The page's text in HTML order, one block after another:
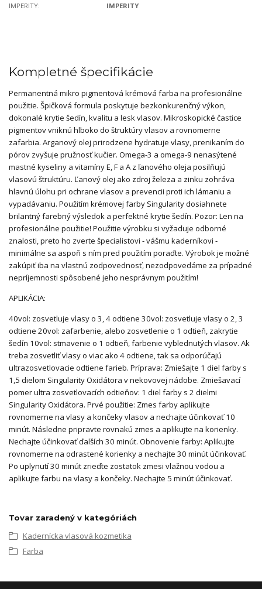
IMPERITY:
IMPERITY
Kompletné špecifikácie
Permanentná mikro pigmentová krémová farba na profesionálne
použitie. Špičková formula poskytuje bezkonkurenčný výkon,
dokonalé krytie šedín, kvalitu a lesk vlasov. Mikroskopické častice
pigmentov vniknú hlboko do štruktúry vlasov a rovnomerne
zafarbia. Arganový olej prirodzene hydratuje vlasy, prenikaním do
pórov zvyšuje pružnosť kučier. Omega-3 a omega-9 nenasýtené
mastné kyseliny a vitamíny E, F a A z ľanového oleja posilňujú
vlasovú štruktúru. Ľanový olej ako zdroj železa a zinku zohráva
hlavnú úlohu pri ochrane vlasov a prevencii proti ich lámaniu a
vypadávaniu. Použitím krémovej farby Singularity dosiahnete
brilantný farebný výsledok a perfektné krytie šedín. Pozor: Len na
profesionálne použitie! Použitie výrobku si vyžaduje odborné
znalosti, preto ho zverte špecialistovi - vášmu kaderníkovi -
minimálne sa aspoň s ním pred použitím poraďte. Výrobok je možné
zakúpiť iba na vlastnú zodpovednosť, nezodpovedáme za prípadné
nepríjemnosti spôsobené jeho nesprávnym použitím!
APLIKÁCIA:
40vol: zosvetluje vlasy o 3, 4 odtiene 30vol: zosvetluje vlasy o 2, 3
odtiene 20vol: zafarbenie, alebo zosvetlenie o 1 odtieň, zakrytie
šedín 10vol: stmavenie o 1 odtieň, farbenie vyblednutých vlasov. Ak
treba zosvetliť vlasy o viac ako 4 odtiene, tak sa odporúčajú
ultrazosvetlovacie odtiene farieb. Príprava: Zmiešajte 1 diel farby s
1,5 dielom Singularity Oxidátora v nekovovej nádobe. Zmiešavací
pomer ultra zosvetlovacích odtieňov: 1 diel farby s 2 dielmi
Singularity Oxidátora. Prvé použitie: Zmes farby aplikujte
rovnomerne na vlasy a končeky vlasov a nechajte účinkovať 10
minút. Následne pripravte rovnakú zmes a aplikujte na korienky.
Nechajte účinkovať ďalších 30 minút. Obnovenie farby: Aplikujte
rovnomerne na odrastené korienky a nechajte 30 minút účinkovať.
Po uplynutí 30 minút zrieďte zostatok zmesi vlažnou vodou a
aplikujte farbu na vlasy a končeky. Nechajte 5 minút účinkovať.
Tovar zaradený v kategóriách
Kadernícka vlasová kozmetika
Farba